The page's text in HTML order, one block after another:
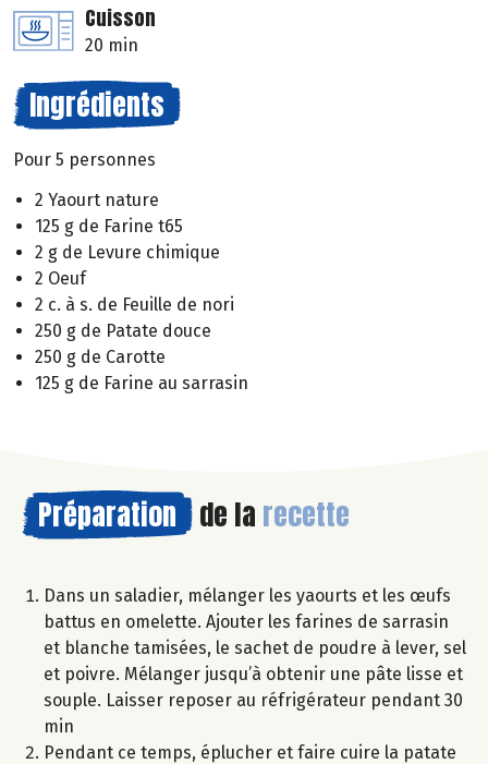
Cuisson
20 min
Ingrédients
Pour 5 personnes
2 Yaourt nature
125 g de Farine t65
2 g de Levure chimique
2 Oeuf
2 c. à s. de Feuille de nori
250 g de Patate douce
250 g de Carotte
125 g de Farine au sarrasin
Préparation de la recette
Dans un saladier, mélanger les yaourts et les œufs
battus en omelette. Ajouter les farines de sarrasin
et blanche tamisées, le sachet de poudre à lever, sel
et poivre. Mélanger jusqu’à obtenir une pâte lisse et
souple. Laisser reposer au réfrigérateur pendant 30
min
Pendant ce temps, éplucher et faire cuire la patate